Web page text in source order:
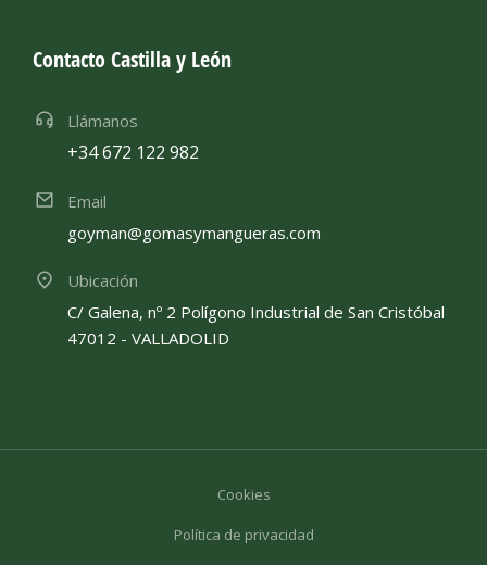
Contacto Castilla y León
Llámanos
+34 672 122 982
Email
goyman@gomasymangueras.com
Ubicación
C/ Galena, nº 2 Polígono Industrial de San Cristóbal
47012 - VALLADOLID
Cookies
Política de privacidad